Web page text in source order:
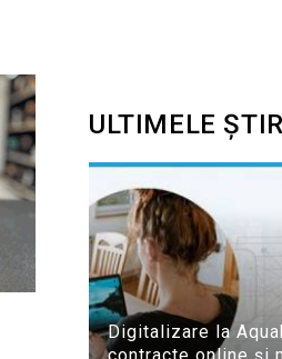
ULTIMELE
Digitalizare la